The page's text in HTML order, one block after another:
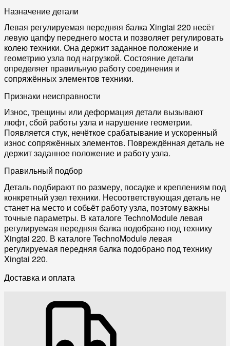
Назначение детали
Левая регулируемая передняя балка Xingtai 220 несёт
левую цапфу переднего моста и позволяет регулировать
колею техники. Она держит заданное положение и
геометрию узла под нагрузкой. Состояние детали
определяет правильную работу соединения и
сопряжённых элементов техники.
Признаки неисправности
Износ, трещины или деформация детали вызывают
люфт, сбой работы узла и нарушение геометрии.
Появляется стук, нечёткое срабатывание и ускоренный
износ сопряжённых элементов. Повреждённая деталь не
держит заданное положение и работу узла.
Правильный подбор
Деталь подбирают по размеру, посадке и креплениям под
конкретный узел техники. Несоответствующая деталь не
станет на место и собьёт работу узла, поэтому важны
точные параметры. В каталоге TechnoModule левая
регулируемая передняя балка подобрано под технику
Xingtai 220. В каталоге TechnoModule левая
регулируемая передняя балка подобрано под технику
Xingtai 220.
Доставка и оплата